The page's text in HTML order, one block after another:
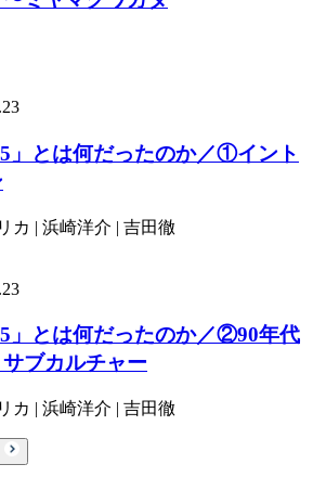
」とは何だったのか／①イント
カ | 浜崎洋介 | 吉田徹
」とは何だったのか／②90年代
ブカルチャー
カ | 浜崎洋介 | 吉田徹